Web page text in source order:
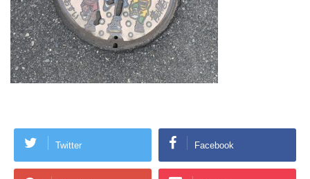
Twitter Facebook